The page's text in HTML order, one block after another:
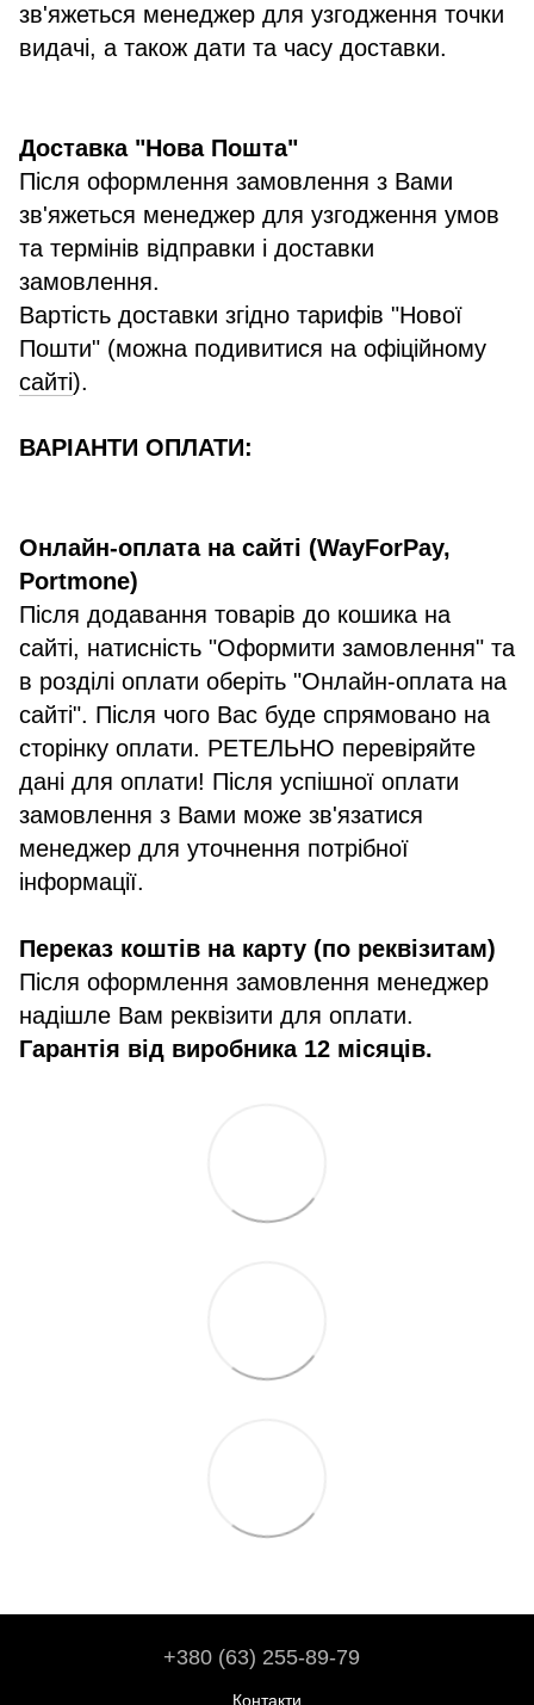
зв'яжеться менеджер для узгодження точки
видачі, а також дати та часу доставки.
Доставка "Нова Пошта"
Після оформлення замовлення з Вами
зв'яжеться менеджер для узгодження умов
та термінів відправки і доставки
замовлення.
Вартість доставки згідно тарифів "Нової
Пошти" (можна подивитися на офіційному
сайті).
ВАРІАНТИ ОПЛАТИ:
Онлайн-оплата на сайті (WayForPay,
Portmone)
Після додавання товарів до кошика на
сайті, натисність "Оформити замовлення" та
в розділі оплати оберіть "Онлайн-оплата на
сайті". Після чого Вас буде спрямовано на
сторінку оплати. РЕТЕЛЬНО перевіряйте
дані для оплати! Після успішної оплати
замовлення з Вами може зв'язатися
менеджер для уточнення потрібної
інформації.
Переказ коштів на карту (по реквізитам)
Після оформлення замовлення менеджер
надішле Вам реквізити для оплати.
Гарантія від виробника 12 місяців.
+380 (63) 255-89-79
Контакти